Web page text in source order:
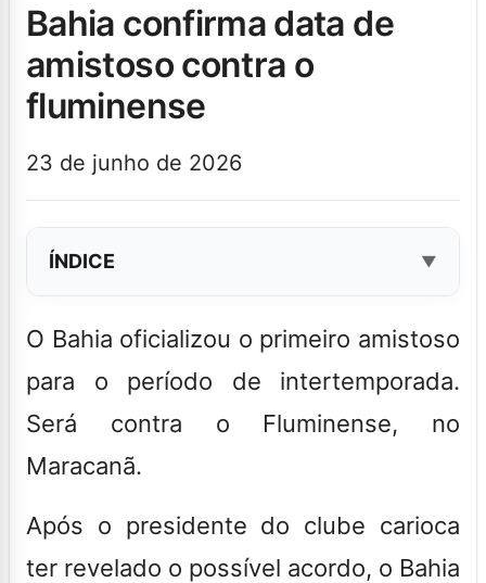
bahia confirma data de
amistoso contra o
fluminense
23 de junho de 2026
ÍNDICE
O Bahia oficializou o primeiro amistoso
para o período de intertemporada.
Será contra o Fluminense, no
Maracanã.
Após o presidente do clube carioca
ter revelado o possível acordo, o Bahia